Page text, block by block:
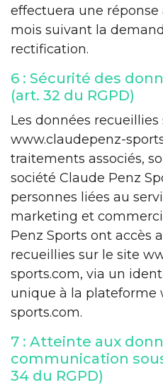
effectuera une
mois suivant la
rectification.
6 : Sécurité des
(art. 32 du RGPD)
Les données recueillies
www.claudepenz-
traitements associés,
société Claude Penz
personnes liées au
marketing et
Penz Sports ont accès
recueillies sur le site
sports.com, via un
unique à la plateforme
sports.com.
7 : Atteinte aux
communication
34 du RGPD)